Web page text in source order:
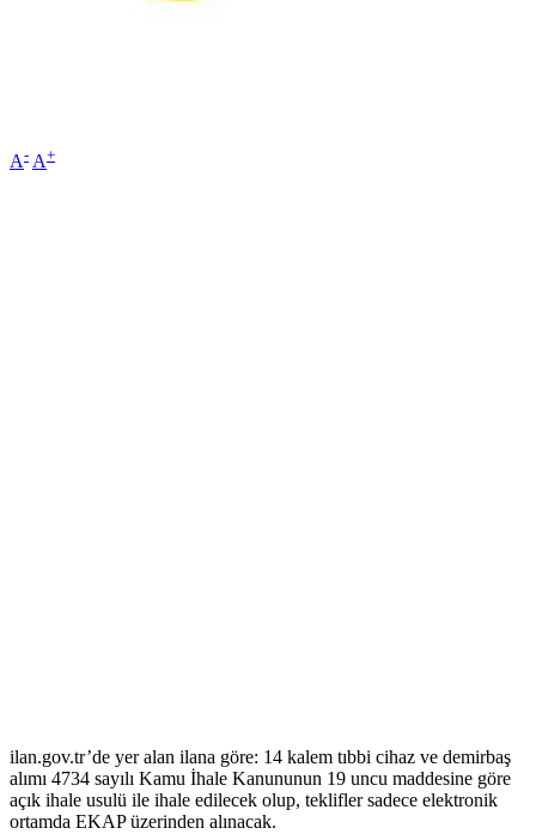
A- A+
ilan.gov.tr’de yer alan ilana göre: 14 kalem tıbbi cihaz ve demirbaş
alımı 4734 sayılı Kamu İhale Kanununun 19 uncu maddesine göre
açık ihale usulü ile ihale edilecek olup, teklifler sadece elektronik
ortamda EKAP üzerinden alınacak.